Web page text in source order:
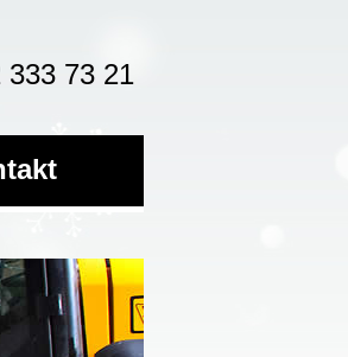
333 73 21